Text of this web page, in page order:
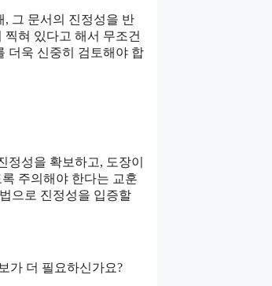
, 그 문서의 진정성을 반
혀 있다고 해서 무조건
더욱 신중히 검토해야 합
정성을 확보하고, 도장이
주의해야 한다는 교훈
으로 진정성을 입증할
가 더 필요하신가요?